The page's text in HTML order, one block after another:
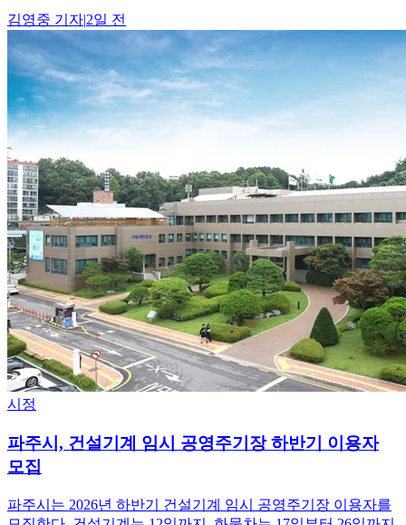
김영중 기자|2일 전
시정
파주시, 건설기계 임시 공영주기장 하반기 이용자
모집
파주시는 2026년 하반기 건설기계 임시 공영주기장 이용자를